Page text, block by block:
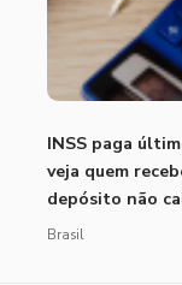
INSS paga
veja quem
depósito não
Brasil